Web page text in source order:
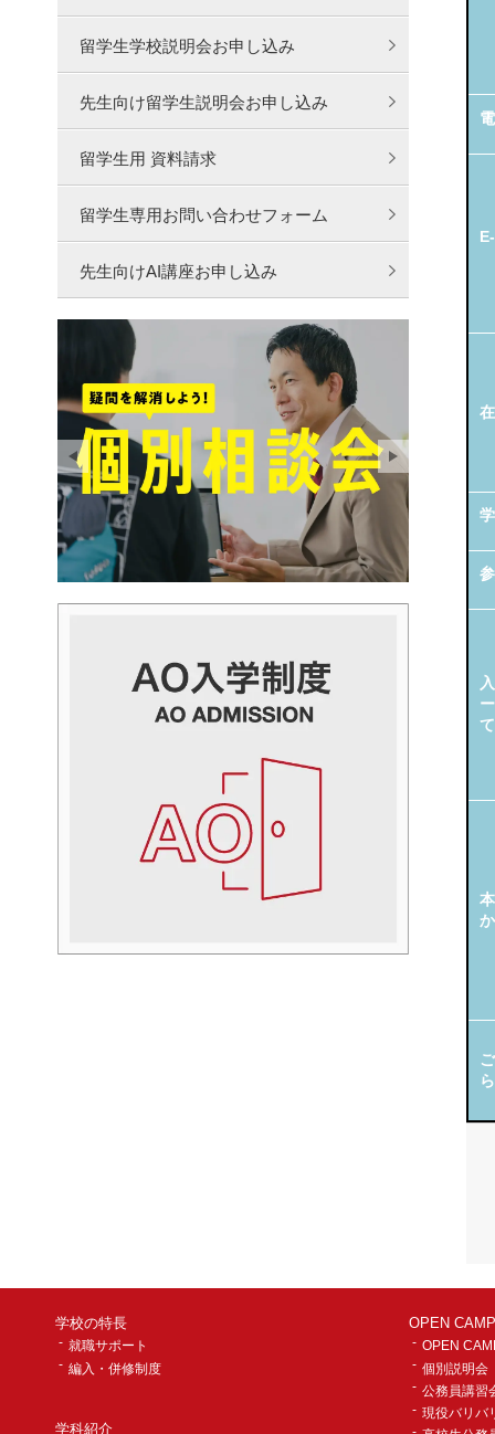
留学生学校説明会お申し込み
先生向け留学生説明会お申し込み
留学生用 資料請求
留学生専用お問い合わせフォーム
先生向けAI講座お申し込み
学校の特長
就職サポート
編入・併修制度
学科紹介
OPEN
OPEN
個別説明会
公務員講習
現役バリバ